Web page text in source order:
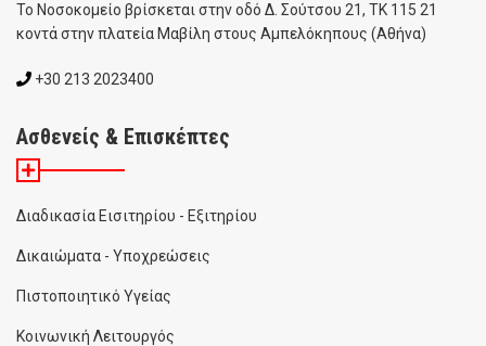
To Noσοκομείο βρίσκεται στην οδό Δ. Σούτσου 21, ΤΚ 115 21
κοντά στην πλατεία Μαβίλη στους Αμπελόκηπους (Αθήνα)
+30 213 2023400
Ασθενείς & Επισκέπτες
Διαδικασία Εισιτηρίου - Εξιτηρίου
Δικαιώματα - Υποχρεώσεις
Πιστοποιητικό Υγείας
Κοινωνική Λειτουργός